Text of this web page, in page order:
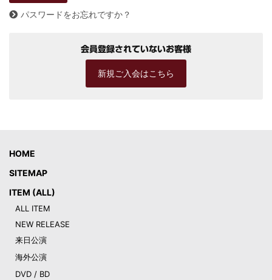
パスワードをお忘れですか？
会員登録されていないお客様
新規ご入会はこちら
HOME
SITEMAP
ITEM (ALL)
ALL ITEM
NEW RELEASE
来日公演
海外公演
DVD / BD